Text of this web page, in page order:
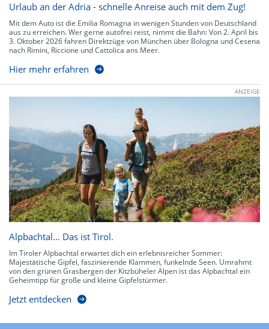
Urlaub an der Adria - schnelle Anreise auch mit dem Zug!
Mit dem Auto ist die Emilia Romagna in wenigen Stunden von Deutschland
aus zu erreichen. Wer gerne autofrei reist, nimmt die Bahn: Von 2. April bis
3. Oktober 2026 fahren Direktzüge von München über Bologna und Cesena
nach Rimini, Riccione und Cattolica ans Meer.
Hier mehr erfahren
ANZEIGE
Alpbachtal… Das ist Tirol.
Im Tiroler Alpbachtal erwartet dich ein erlebnisreicher Sommer:
Majestätische Gipfel, faszinierende Klammen, funkelnde Seen. Umrahmt
von den grünen Grasbergen der Kitzbüheler Alpen ist das Alpbachtal ein
Geheimtipp für große und kleine Gipfelstürmer.
Jetzt entdecken